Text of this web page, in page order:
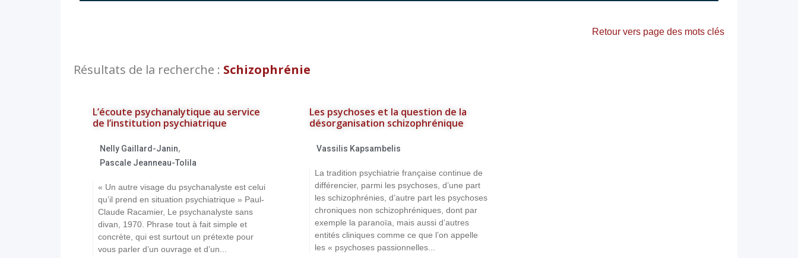
Retour vers page des mots clés
Résultats de la recherche : Schizophrénie
L’écoute psychanalytique au service
de l’institution psychiatrique
Nelly Gaillard-Janin,
Pascale Jeanneau-Tolila
« Un autre visage du psychanalyste est celui
qu’il prend en situation psychiatrique » Paul-
Claude Racamier, Le psychanalyste sans
divan, 1970. Phrase tout à fait simple et
concrète, qui est surtout un prétexte pour
vous parler d’un ouvrage et d’un...
Les psychoses et la question de la
désorganisation schizophrénique
Vassilis Kapsambelis
La tradition psychiatrie française continue de
différencier, parmi les psychoses, d’une part
les schizophrénies, d’autre part les psychoses
chroniques non schizophréniques, dont par
exemple la paranoïa, mais aussi d’autres
entités cliniques comme ce que l’on appelle
les « psychoses passionnelles...